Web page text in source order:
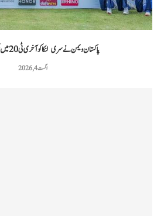
پاکستان ویمن نے سری لنکا کو آخری ٹی20 میں شکست دے دی
اگست 4, 2026